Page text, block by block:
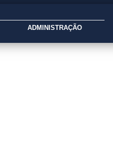
ADMINISTRAÇÃO